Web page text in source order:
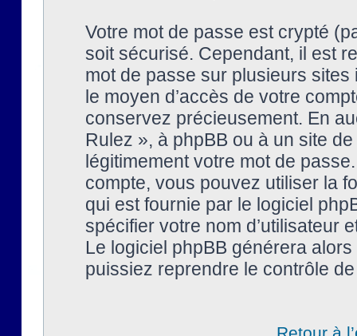
Votre mot de passe est crypté
soit sécurisé. Cependant, il est
mot de passe sur plusieurs
le moyen d’accès de votre
conservez précieusement. En
Rulez », à phpBB ou à un site
légitimement votre mot de
compte, vous pouvez utiliser la
qui est fournie par le logiciel
spécifier votre nom d’utilisateur
Le logiciel phpBB générera
puissiez reprendre le contrôle